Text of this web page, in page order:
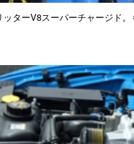
ターV8スーパーチャージド